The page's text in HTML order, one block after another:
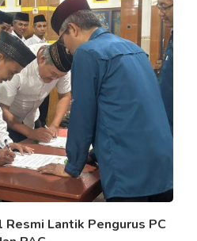
Resmi Lantik Pengurus PC